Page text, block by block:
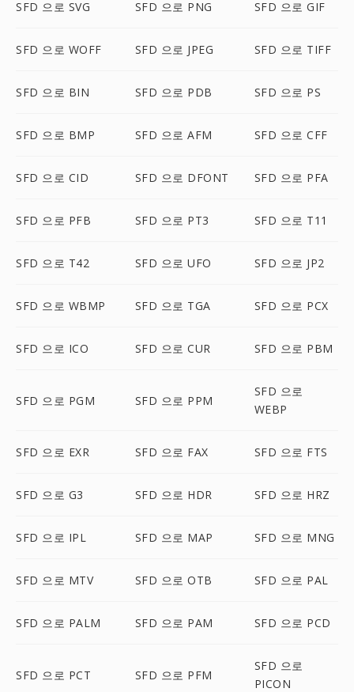
SFD 으로 SVG SFD 으로 PNG SFD 으로 GIF
SFD 으로 WOFF SFD 으로 JPEG SFD 으로 TIFF
SFD 으로 BIN SFD 으로 PDB SFD 으로 PS
SFD 으로 BMP SFD 으로 AFM SFD 으로 CFF
SFD 으로 CID SFD 으로 DFONT SFD 으로 PFA
SFD 으로 PFB SFD 으로 PT3 SFD 으로 T11
SFD 으로 T42 SFD 으로 UFO SFD 으로 JP2
SFD 으로 WBMP SFD 으로 TGA SFD 으로 PCX
SFD 으로 ICO SFD 으로 CUR SFD 으로 PBM
SFD 으로 PGM SFD 으로 PPM
SFD 으로
WEBP
SFD 으로 EXR SFD 으로 FAX SFD 으로 FTS
SFD 으로 G3 SFD 으로 HDR SFD 으로 HRZ
SFD 으로 IPL SFD 으로 MAP SFD 으로 MNG
SFD 으로 MTV SFD 으로 OTB SFD 으로 PAL
SFD 으로 PALM SFD 으로 PAM SFD 으로 PCD
SFD 으로 PCT SFD 으로 PFM
SFD 으로
PICON